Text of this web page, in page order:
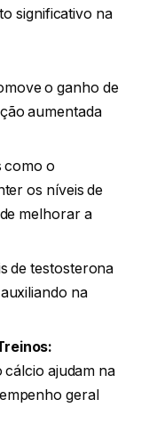
significativo na
o ganho de
aumentada
como o
os níveis de
melhorar a
de testosterona
na
cálcio ajudam na
geral